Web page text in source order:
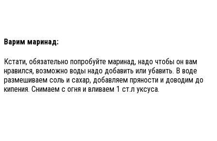
Варим маринад:
Кстати, обязательно попробуйте маринад, надо чтобы он вам
нравился, возможно воды надо добавить или убавить. В воде
размешиваем соль и сахар, добавляем пряности и доводим до
кипения. Снимаем с огня и вливаем 1 ст.л уксуса.